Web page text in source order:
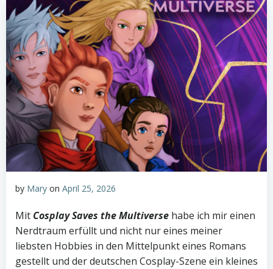
by Mary on April 25, 2026
Mit Cosplay Saves the Multiverse habe ich mir einen
Nerdtraum erfüllt und nicht nur eines meiner
liebsten Hobbies in den Mittelpunkt eines Romans
gestellt und der deutschen Cosplay-Szene ein kleines